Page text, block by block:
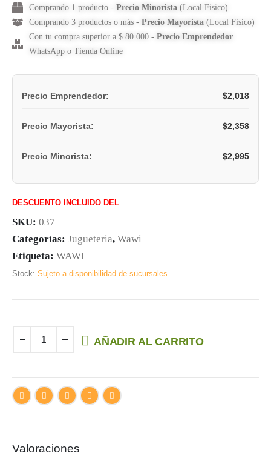
Comprando 1 producto - Precio Minorista (Local Fisico)
Comprando 3 productos o más - Precio Mayorista (Local Fisico)
Con tu compra superior a $ 80.000 - Precio Emprendedor
WhatsApp o Tienda Online
Precio Emprendedor: $2,018
Precio Mayorista: $2,358
Precio Minorista: $2,995
DESCUENTO INCLUIDO DEL
SKU: 037
Categorías: Jugueteria, Wawi
Etiqueta: WAWI
Stock: Sujeto a disponibilidad de sucursales
AÑADIR AL CARRITO
Valoraciones